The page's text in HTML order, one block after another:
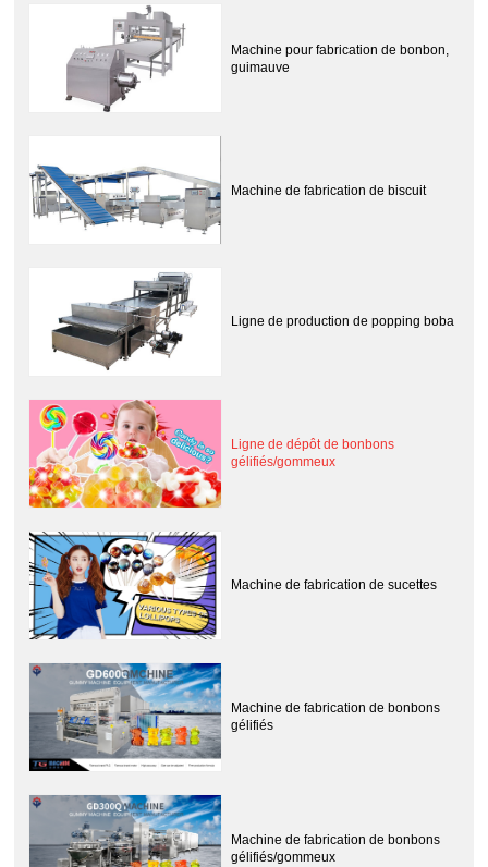
Machine pour fabrication de bonbon,
guimauve
Machine de fabrication de biscuit
Ligne de production de popping boba
Ligne de dépôt de bonbons
gélifiés/gommeux
Machine de fabrication de sucettes
Machine de fabrication de bonbons
gélifiés
Machine de fabrication de bonbons
gélifiés/gommeux